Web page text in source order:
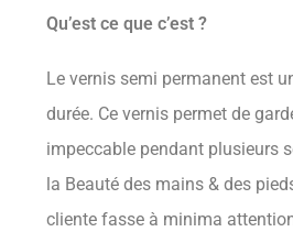
Qu’est ce que c’est ?
Le vernis semi permanent est
durée. Ce vernis permet de
impeccable pendant plusieurs
la Beauté des mains & des
cliente fasse à minima